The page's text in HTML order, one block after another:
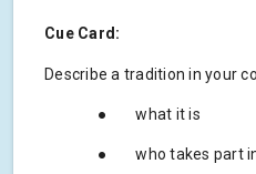
Cue Card:
Describe a tradition in your
● what it is
● who takes part